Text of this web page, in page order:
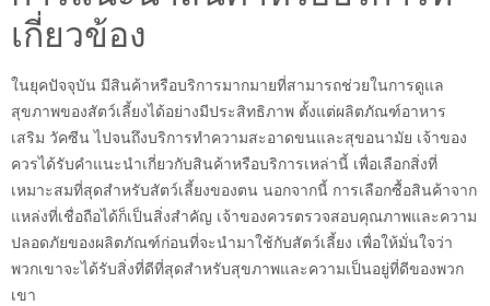
เกี่ยวข้อง
ในยุคปัจจุบัน มีสินค้าหรือบริการมากมายที่สามารถช่วยในการดูแล
สุขภาพของสัตว์เลี้ยงได้อย่างมีประสิทธิภาพ ตั้งแต่ผลิตภัณฑ์อาหาร
เสริม วัคซีน ไปจนถึงบริการทำความสะอาดขนและสุขอนามัย เจ้าของ
ควรได้รับคำแนะนำเกี่ยวกับสินค้าหรือบริการเหล่านี้ เพื่อเลือกสิ่งที่
เหมาะสมที่สุดสำหรับสัตว์เลี้ยงของตน นอกจากนี้ การเลือกซื้อสินค้าจาก
แหล่งที่เชื่อถือได้ก็เป็นสิ่งสำคัญ เจ้าของควรตรวจสอบคุณภาพและความ
ปลอดภัยของผลิตภัณฑ์ก่อนที่จะนำมาใช้กับสัตว์เลี้ยง เพื่อให้มั่นใจว่า
พวกเขาจะได้รับสิ่งที่ดีที่สุดสำหรับสุขภาพและความเป็นอยู่ที่ดีของพวก
เขา